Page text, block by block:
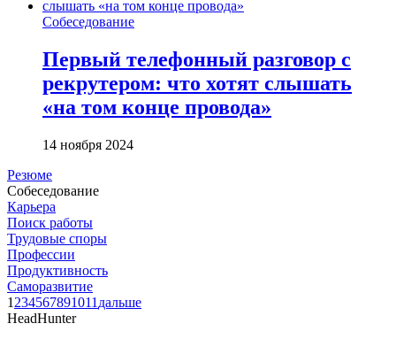
Собеседование
Первый телефонный разговор с
рекрутером: что хотят слышать
«на том конце провода»
14 ноября 2024
Резюме
Собеседование
Карьера
Поиск работы
Трудовые споры
Профессии
Продуктивность
Саморазвитие
1 234567891011 дальше
HeadHunter